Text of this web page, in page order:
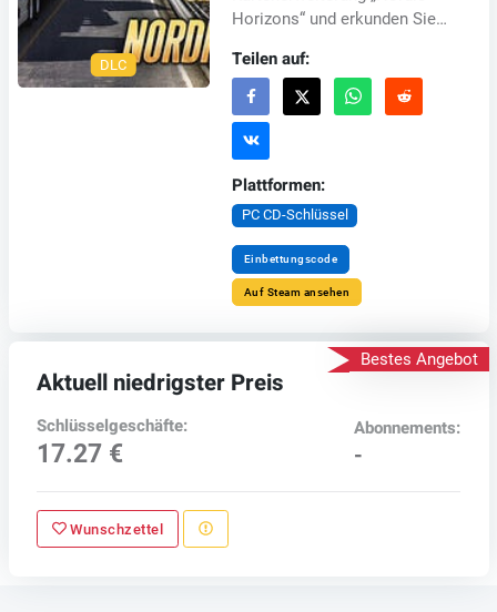
DLC
Horizons“ und erkunden Sie
faszinierenden Landschaften
Nordskandinaviens. Dieser
DLC fü...
Teilen auf:
Plattformen:
PC CD-Schlüssel
Einbettungscode
Auf Steam ansehen
Bestes Angebot
Aktuell niedrigster Preis
Schlüsselgeschäfte:
17.27 €
Abonnements:
-
Wunschzettel